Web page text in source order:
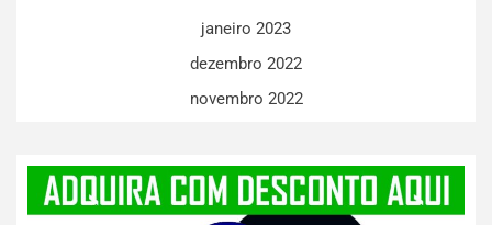
janeiro 2023
dezembro 2022
novembro 2022